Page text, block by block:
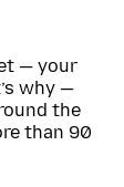
— your
why —
the
than 90